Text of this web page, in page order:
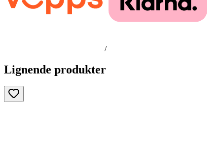
/
Lignende produkter